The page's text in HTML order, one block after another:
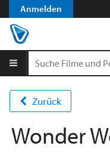
Anmelden
Zurück
Wonder